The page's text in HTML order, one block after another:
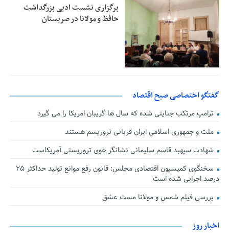
برگزاری نشست ادبی بزرگداشت
حافظ و مولانا در صربستان
گفتگو اختصاصی صبح اقتصاد
ترامپ مرتکب جنایتی شده که سال ها گریبان امریکا را می گیرد
ملت و جمهوری اسلامی ایران قربانی تروریسم هستند
شهادت سپهبد قاسم سلیمانی نشانگر خوی تروریستی آمریکاست
سخنگوی کمیسیون اقتصادی مجلس: قانون رفع موانع تولید حداکثر ۲۵
درصد اجرایی شده است
بررسی فیلم شمس و مولانا مست عشق
اخبار روز